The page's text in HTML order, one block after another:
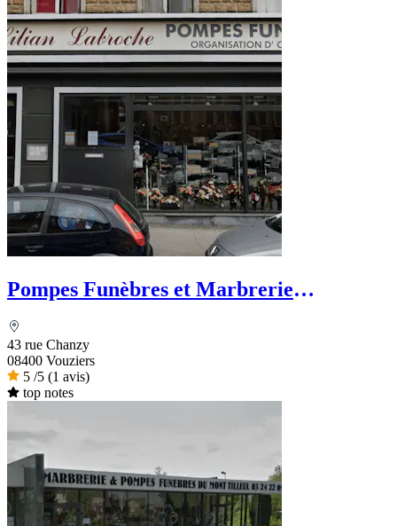
Pompes Funèbres et Marbrerie
43 rue Chanzy
08400 Vouziers
5 /5 (1 avis)
top notes